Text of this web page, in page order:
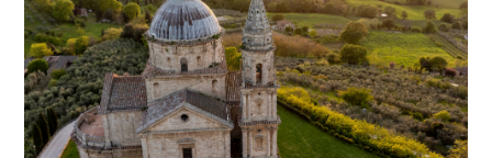
BÉNÉFICIER D'UNE EXPERTISE
PROFESSIONNELLE